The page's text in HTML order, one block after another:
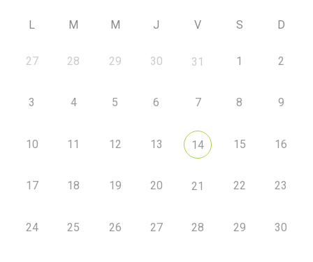
L M M J V S D
27 28 29 30 31 1 2
3 4 5 6 7 8 9
10 11 12 13 14 15 16
17 18 19 20 21 22 23
24 25 26 27 28 29 30